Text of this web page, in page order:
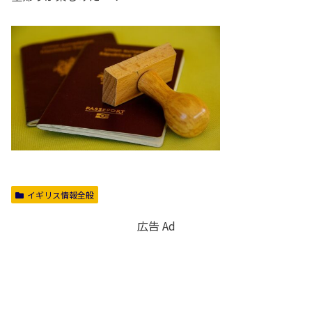
イギリス情報全般
広告 Ad